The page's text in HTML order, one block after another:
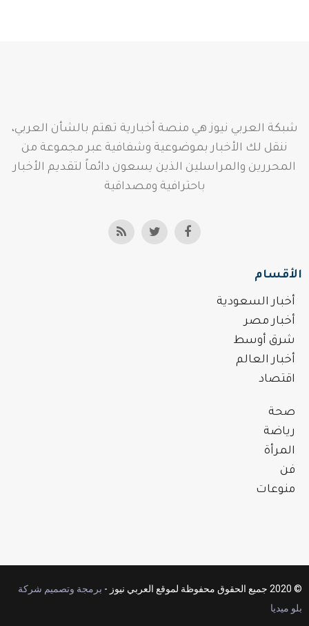
شبكة العربي نيوز هي منصة أخبارية تهتم بالشأن العربي،
ننقل لك الأخبار بموضوعية وشفافية عبر مجموعة من
المحررين والمراسلين الذين يسعون دائماً لتقديم الأخبار
باحترافية ومصداقية
الأقسام
أخبار السعودية
أخبار مصر
شرق أوسط
أخبار العالم
اقتصاد
صحة
رياضة
المرأة
فن
منوعات
© 2020 جميع الحقوق محفوظة لموقع العربي نيوز -
برمجة وتصميم شركة
بلو ميديا